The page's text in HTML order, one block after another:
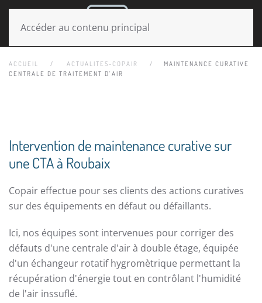
Accéder au contenu principal
ACCUEIL ACTUALITES-COPAIR
MAINTENANCE CURATIVE
CENTRALE DE TRAITEMENT D'AIR
Intervention de maintenance curative sur
une CTA à Roubaix
Copair effectue pour ses clients des actions curatives
sur des équipements en défaut ou défaillants.
Ici, nos équipes sont intervenues pour corriger des
défauts d'une centrale d'air à double étage, équipée
d'un échangeur rotatif hygromètrique permettant la
récupération d'énergie tout en contrôlant l'humidité
de l'air inssuflé.